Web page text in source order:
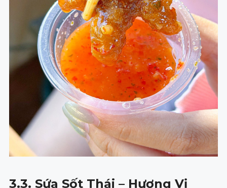
3.3. Sứa Sốt Thái – Hương Vị